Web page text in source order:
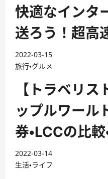
快適なインタ
送ろう！超高
2022-03-15
旅行・グルメ
【トラベリ
ップルワール
券・LCCの比較
2022-03-14
生活・ライフ